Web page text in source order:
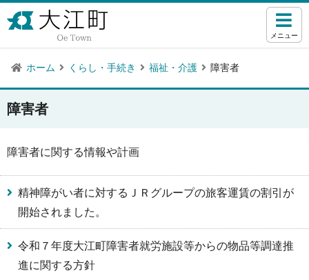
メニュー
ホーム くらし・手続き 福祉・介護 障害者
障害者
障害者に関する情報や計画
精神障がい者に対するＪＲグループの旅客運賃の割引が
開始されました。
令和７年度大江町障害者就労施設等からの物品等調達推
進に関する方針